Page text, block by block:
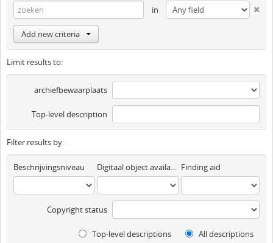
in
Add new criteria
Limit results to:
archiefbewaarplaats
Top-level description
Filter results by:
Beschrijvingsniveau Digitaal object available Finding aid
Copyright status
Top-level descriptions All descriptions